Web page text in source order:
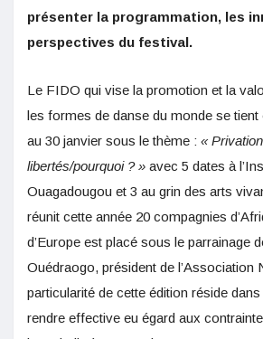
présenter la programmation, les
perspectives du festival.
Le FIDO qui vise la promotion et la
les formes de danse du monde se tient
au 30 janvier sous le thème : «
libertés/pourquoi ? » avec 5 dates à
Ouagadougou et 3 au grin des arts
réunit cette année 20 compagnies
d’Europe est placé sous le parrainage
Ouédraogo, président de l’Association
particularité de cette édition réside
rendre effective eu égard aux